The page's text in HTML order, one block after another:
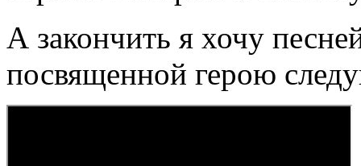
А закончить я хочу
посвященной герою